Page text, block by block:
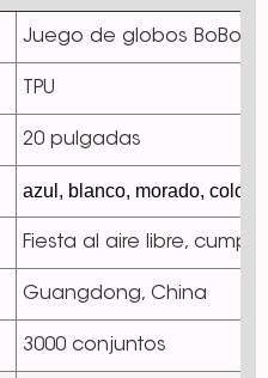
Juego de globos BoBo
TPU
20 pulgadas
azul, blanco, morado,
Fiesta al aire libre,
Guangdong, China
3000 conjuntos